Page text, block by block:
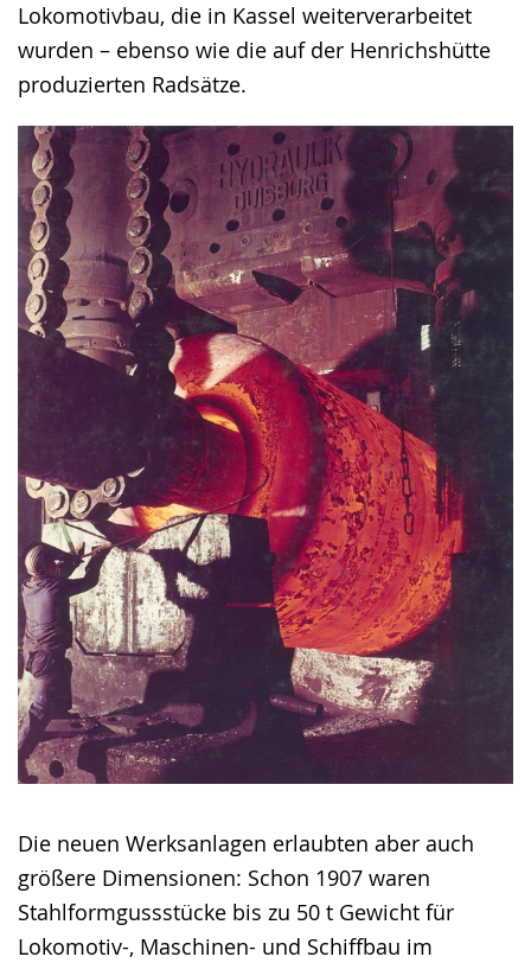
Lokomotivbau, die in Kassel weiterverarbeitet
wurden – ebenso wie die auf der Henrichshütte
produzierten Radsätze.
Die neuen Werksanlagen erlaubten aber auch
größere Dimensionen: Schon 1907 waren
Stahlformgussstücke bis zu 50 t Gewicht für
Lokomotiv-, Maschinen- und Schiffbau im